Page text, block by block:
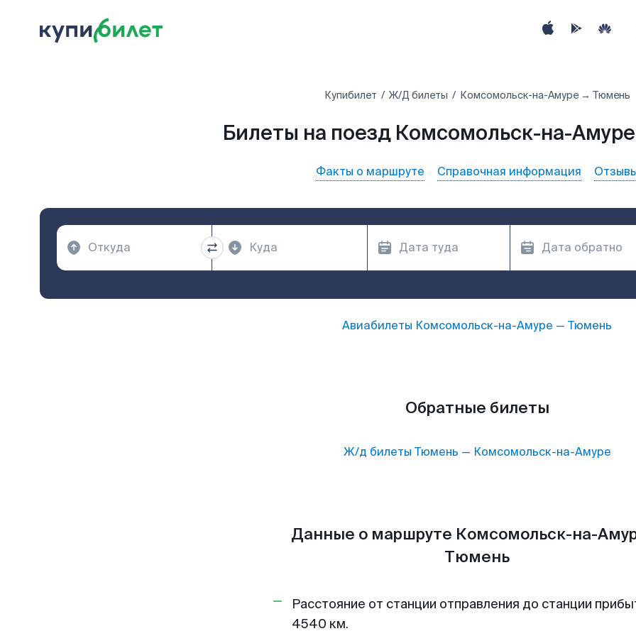
Купибилет Ж/Д билеты Комсомольск-на-Амуре → Тюмень
Билеты на поезд Комсомольск-на-
Факты о маршруте Справочная информация
Авиабилеты Комсомольск-на-Амуре — Тюмень
Обратные билеты
Ж/д билеты Тюмень — Комсомольск-на-Амуре
Данные о маршруте Комсомольск-на-
Тюмень
Расстояние от станции отправления до станции
4540 км.